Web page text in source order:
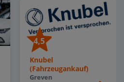
4,5
Knubel
(Fahrzeugankauf)
Greven